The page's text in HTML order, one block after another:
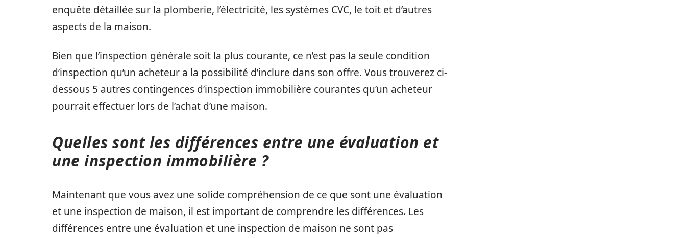
enquête détaillée sur la plomberie, l’électricité, les systèmes CVC, le toit et d’autres
aspects de la maison.
Bien que l’inspection générale soit la plus courante, ce n’est pas la seule condition
d’inspection qu’un acheteur a la possibilité d’inclure dans son offre. Vous trouverez ci-
dessous 5 autres contingences d’inspection immobilière courantes qu’un acheteur
pourrait effectuer lors de l’achat d’une maison.
Quelles sont les différences entre une évaluation et
une inspection immobilière ?
Maintenant que vous avez une solide compréhension de ce que sont une évaluation
et une inspection de maison, il est important de comprendre les différences. Les
différences entre une évaluation et une inspection de maison ne sont pas